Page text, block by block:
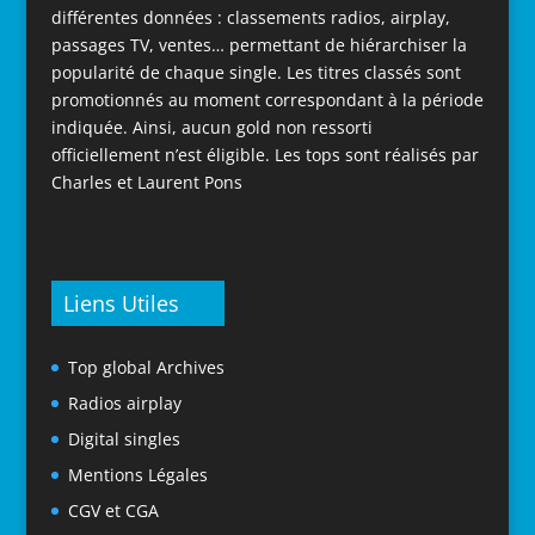
différentes données : classements radios, airplay,
passages TV, ventes… permettant de hiérarchiser la
popularité de chaque single. Les titres classés sont
promotionnés au moment correspondant à la période
indiquée. Ainsi, aucun gold non ressorti
officiellement n’est éligible. Les tops sont réalisés par
Charles et Laurent Pons
Liens Utiles
Top global Archives
Radios airplay
Digital singles
Mentions Légales
CGV et CGA